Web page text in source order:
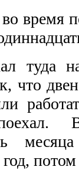
время
на
что